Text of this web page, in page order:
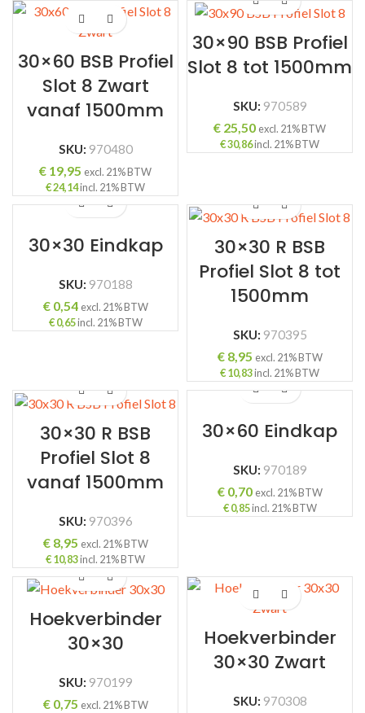
30×60 BSB Profiel
Slot 8 Zwart
vanaf 1500mm
SKU: 970480
€ 19,95 excl. 21% BTW
€24,14incl. 21% BTW
30×90 BSB Profiel
Slot 8 tot 1500mm
SKU: 970589
€ 25,50 excl. 21% BTW
€30,86incl. 21% BTW
30×30 Eindkap
SKU: 970188
€0,54 excl. 21% BTW
€0,65incl. 21% BTW
30×30 R BSB
Profiel Slot 8 tot
1500mm
SKU: 970395
€8,95 excl. 21% BTW
€10,83incl. 21% BTW
30×30 R BSB
Profiel Slot 8
vanaf 1500mm
SKU: 970396
€8,95 excl. 21% BTW
€10,83incl. 21% BTW
30×60 Eindkap
SKU: 970189
€0,70 excl. 21% BTW
€0,85incl. 21% BTW
Hoekverbinder
30×30
SKU: 970199
€0,75 excl. 21% BTW
Hoekverbinder
30×30 Zwart
SKU: 970308